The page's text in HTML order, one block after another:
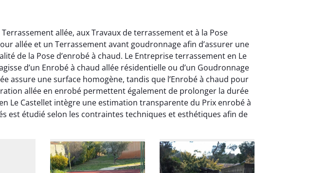
allée, aux Travaux de terrassement et à la Pose
allée et un Terrassement avant goudronnage afin d’assurer une
de la Pose d’enrobé à chaud. Le Entreprise terrassement en Le
d’un Enrobé à chaud allée résidentielle ou d’un Goudronnage
assure une surface homogène, tandis que l’Enrobé à chaud pour
allée en enrobé permettent également de prolonger la durée
Le Castellet intègre une estimation transparente du Prix enrobé à
est étudié selon les contraintes techniques et esthétiques afin de